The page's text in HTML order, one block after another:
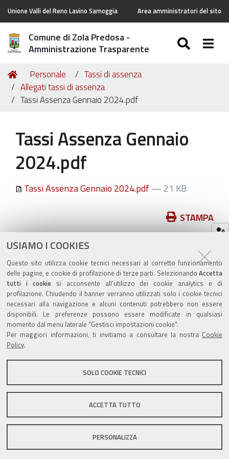
USIAMO I COOKIES
Questo sito utilizza cookie tecnici necessari al corretto funzionamento
delle pagine, e cookie di profilazione di terze parti. Selezionando Accetta
tutti i cookiesi acconsente all’utilizzo dei cookie analytics e di
profilazione. Chiudendo il banner verranno utilizzati solo i cookie tecnici
necessari alla navigazione e alcuni contenuti potrebbero non essere
disponibili. Le preferenze possono essere modificate in qualsiasi
momento dal menu laterale "Gestisci impostazioni cookie".
Per maggiori informazioni, ti invitiamo a consultare la nostra Cookie
Policy.
SOLO COOKIE TECNICI
ACCETTA TUTTO
PERSONALIZZA
Unione Valli del Reno Lavino Samoggia Area amministratori del sito
Comune di Zola Predosa -
Amministrazione Trasparente
Tu
sei
qui:
Home
Personale
Tassi di assenza
Allegati tassi di assenza
Tassi Assenza Gennaio 2024.pdf
Tassi Assenza Gennaio
2024.pdf
Tassi Assenza Gennaio 2024.pdf— 21 KB
sul
documento
STAMPA
ultima modifica
Valuta questo sito
Sito istituzionale Comune di Zola Predosa
Privacy policy|DPO|Accessibilità